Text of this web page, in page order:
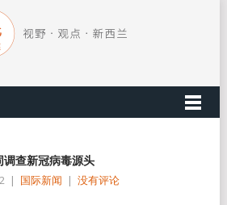
查新冠病毒源头
| 国际新闻 | 没有评论